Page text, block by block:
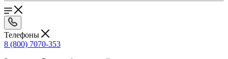
Телефоны
8 (800) 7070-353